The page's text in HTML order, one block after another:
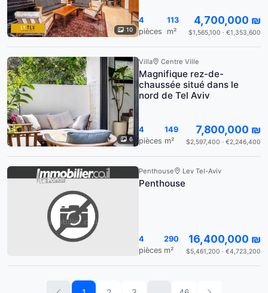
10
4
pièces
113
m²
4,700,000 ₪
$1,565,100 · €1,353,600
6
Villa Centre Ville
Magnifique rez-de-
chaussée situé dans le
nord de Tel Aviv
4
pièces
149
m²
7,800,000 ₪
$2,597,400 · €2,246,400
Penthouse Lev Tel-Aviv
Penthouse
4
pièces
290
m²
16,400,000 ₪
$5,461,200 · €4,723,200